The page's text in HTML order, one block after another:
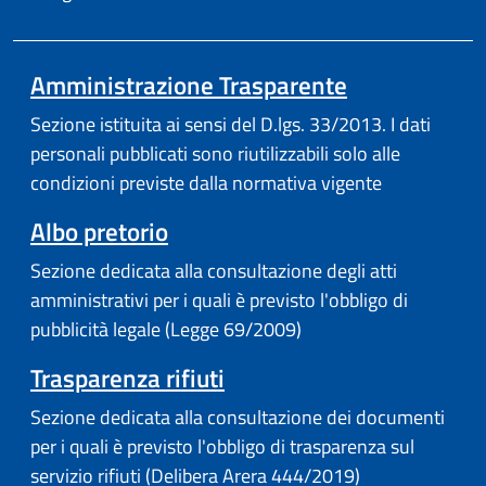
Amministrazione Trasparente
Sezione istituita ai sensi del D.lgs. 33/2013. I dati
personali pubblicati sono riutilizzabili solo alle
condizioni previste dalla normativa vigente
Albo pretorio
Sezione dedicata alla consultazione degli atti
amministrativi per i quali è previsto l'obbligo di
pubblicità legale (Legge 69/2009)
Trasparenza rifiuti
Sezione dedicata alla consultazione dei documenti
per i quali è previsto l'obbligo di trasparenza sul
servizio rifiuti (Delibera Arera 444/2019)